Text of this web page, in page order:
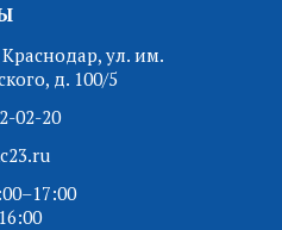
Краснодар, ул. им.
д. 100/5
02-20